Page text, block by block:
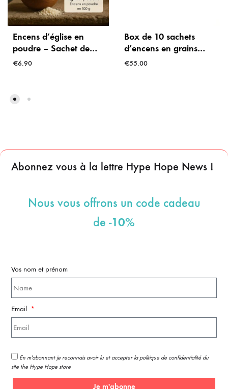
Encens d’église en
poudre – Sachet de
100g
€6.90
Box de 10 sachets
d’encens en grains
(1kg)
€55.00
Abonnez vous à la lettre Hype Hope News !
Nous vous offrons un code cadeau
de -10%
Vos nom et prénom
Email
En m'abonnant je reconnais avoir lu et accepter la politique de confidentialité du
site the Hype Hope store
Je m'abonne